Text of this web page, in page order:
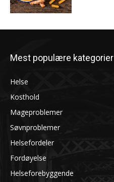
Mest populære kategorier
Helse
Kosthold
Mageproblemer
Søvnproblemer
Helsefordeler
Fordøyelse
Helseforebyggende